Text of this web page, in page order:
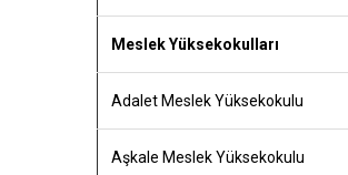
Meslek Yüksekokulları
Adalet Meslek Yüksekokulu
Aşkale Meslek Yüksekokulu